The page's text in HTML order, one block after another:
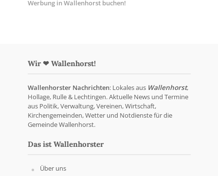
Werbung in Wallenhorst buchen!
Wir ❤ Wallenhorst!
Wallenhorster Nachrichten: Lokales aus Wallenhorst,
Hollage, Rulle & Lechtingen. Aktuelle News und Termine
aus Politik, Verwaltung, Vereinen, Wirtschaft,
Kirchengemeinden, Wetter und Notdienste für die
Gemeinde Wallenhorst.
Das ist Wallenhorster
Über uns